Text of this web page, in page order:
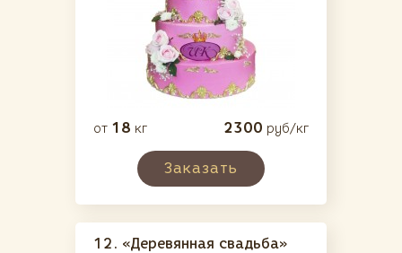
от 18 кг 2300 руб/кг
Заказать
12. «Деревянная свадьба»